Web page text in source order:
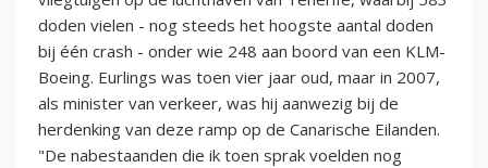
doden vielen - nog steeds het hoogste aantal doden
bij één crash - onder wie 248 aan boord van een KLM-
Boeing. Eurlings was toen vier jaar oud, maar in 2007,
als minister van verkeer, was hij aanwezig bij de
herdenking van deze ramp op de Canarische Eilanden.
"De nabestaanden die ik toen sprak voelden nog